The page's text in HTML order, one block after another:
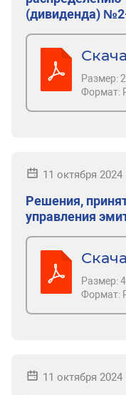
(дивиденда)
Размер:
Формат:
11 октября 2024
Решения,
управления
Размер:
Формат:
11 октября 2024